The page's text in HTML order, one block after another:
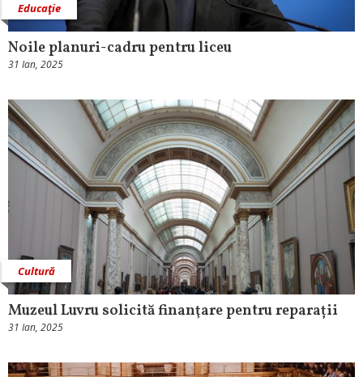
Educaţie
Noile planuri-cadru pentru liceu
31 Ian, 2025
Cultură
Muzeul Luvru solicită finanţare pentru reparații
31 Ian, 2025